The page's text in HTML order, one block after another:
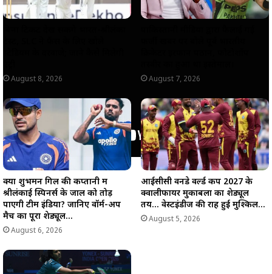
August 8, 2026 August 7, 2026
क्या शुभमन गिल की कप्तानी में
श्रीलंकाई स्पिनर्स के जाल को तोड़
पाएगी टीम इंडिया? जानिए वॉर्म-अप
मैच का पूरा शेड्यूल…
August 6, 2026
आईसीसी वनडे वर्ल्ड कप 2027 के
क्वालीफायर मुकाबलों का शेड्यूल
तय… वेस्टइंडीज की राह हुई मुश्किल…
August 5, 2026